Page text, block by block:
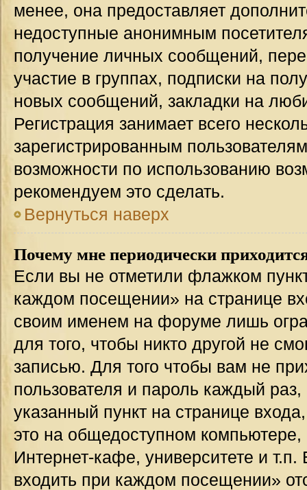
менее, она предоставляет
недоступные анонимным
получение личных сообщений,
участие в группах, подписки на
новых сообщений, закладки на
Регистрация занимает всего
зарегистрированным
возможности по использованию
рекомендуем это сделать.
Вернуться наверх
Почему мне периодически
Если вы не отметили флажком
каждом посещении» на странице
своим именем на форуме лишь
для того, чтобы никто другой не
записью. Для того чтобы вам не
пользователя и пароль каждый
указанный пункт на странице
это на общедоступном
Интернет-кафе, университете и т.п.
входить при каждом посещении»